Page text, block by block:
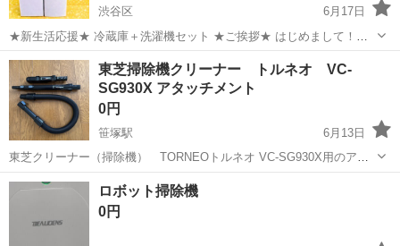
渋谷区
6月17日
★新生活応援★ 冷蔵庫＋洗濯機セット ★ご挨拶★ はじめまして！
【冷蔵庫・洗濯機セット専門店】です！ 年間 3000台以上販売実績 の
ある人気セットです。 新生活を始める ・学生さん ・社会人 ・単身赴
任 ・カッ...
東京 渋谷区 生活家電 セット
東芝掃除機クリーナー トルネオ VC-
SG930X アタッチメント
0円
笹塚駅
6月13日
東芝クリーナー（掃除機） TORNEOトルネオ VC-SG930X用のアタ
ッチメント（付属品）です 未使用です 延長蛇腹 伸縮ノズル 布用ブラ
シ トルネオの別機種にも付く場合がありますが、保証はしません 自宅
東京 渋谷区 笹塚駅 生活家電
ロボット掃除機
0円